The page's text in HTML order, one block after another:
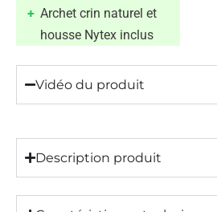
Archet crin naturel et
housse Nytex inclus
Vidéo du produit
Description produit